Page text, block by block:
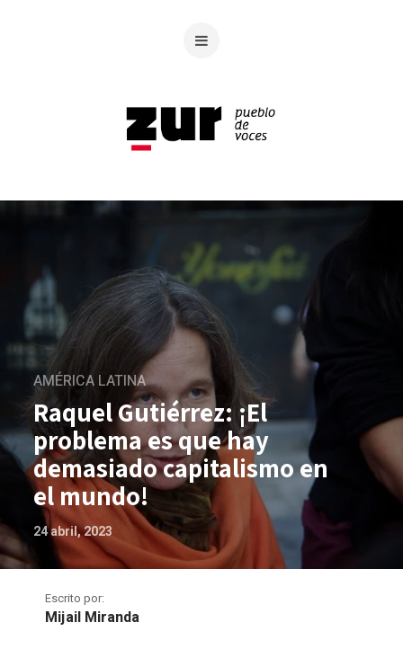
AMÉRICA LATINA
Raquel Gutiérrez: ¡El
problema es que hay
demasiado capitalismo en
el mundo!
24 abril, 2023
Escrito por:
Mijail Miranda